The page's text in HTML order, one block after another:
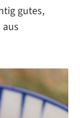
gutes,